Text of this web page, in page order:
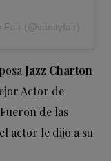
Fair (@vanityfair)
Jazz Charton
Actor de
de las
actor le dijo a su